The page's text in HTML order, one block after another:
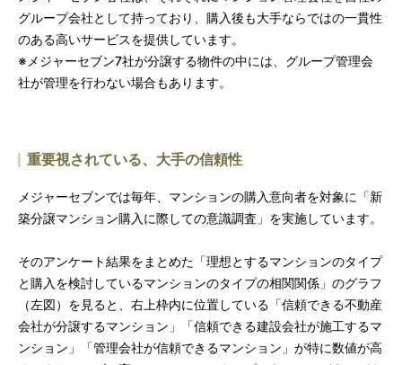
グループ会社として持っており、購入後も大手ならではの一貫性
のある高いサービスを提供しています。
※メジャーセブン7社が分譲する物件の中には、グループ管理会
社が管理を行わない場合もあります。
重要視されている、大手の信頼性
メジャーセブンでは毎年、マンションの購入意向者を対象に「新
築分譲マンション購入に際しての意識調査」を実施しています。
そのアンケート結果をまとめた「理想とするマンションのタイプ
と購入を検討しているマンションのタイプの相関関係」のグラフ
（左図）を見ると、右上枠内に位置している「信頼できる不動産
会社が分譲するマンション」「信頼できる建設会社が施工するマ
ンション」「管理会社が信頼できるマンション」が特に数値が高